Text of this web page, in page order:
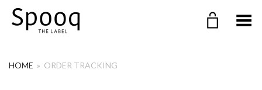
Menu in-/uitklappen
HOME » ORDER TRACKING